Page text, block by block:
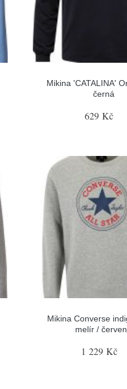
Mikina 'CATALINA'
černá
629 Kč
Mikina Converse
melír /
1 229 Kč